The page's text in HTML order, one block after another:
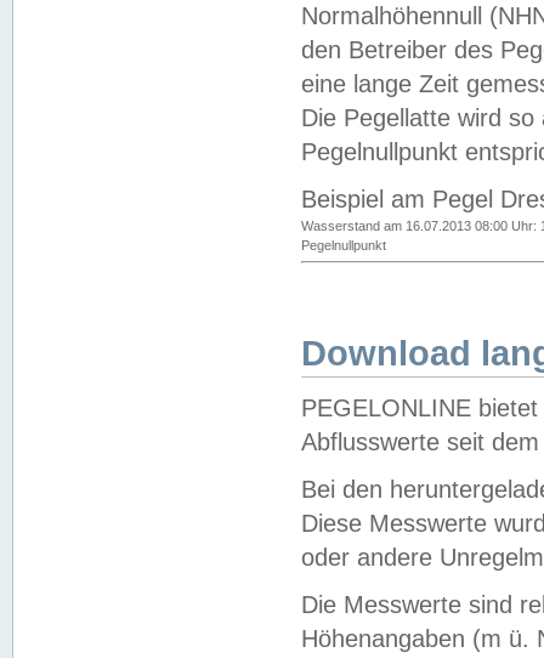
Normalhöhennull
den Betreiber des
eine lange Zeit
Die Pegellatte wird
Pegelnullpunkt
Beispiel am Pegel
Wasserstand am 16.07.2013 08:00 Uhr:
Pegelnullpunkt
Download
PEGELONLINE
Abflusswerte seit
Bei den
Diese Messwerte
oder andere
Die Messwerte sind
Höhenangaben (m ü.